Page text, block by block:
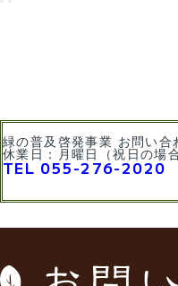
緑の普及啓発事業 お問い
休業日：月曜日（祝日の場
TEL 055-276-2020